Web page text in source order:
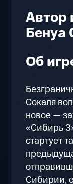
Автор
Бенуа
Об
Сокаля
новое —
«Сибирь
стартует
Сибирии,